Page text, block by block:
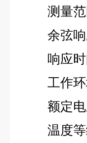
测量
余弦
响应
工作
额定
温度